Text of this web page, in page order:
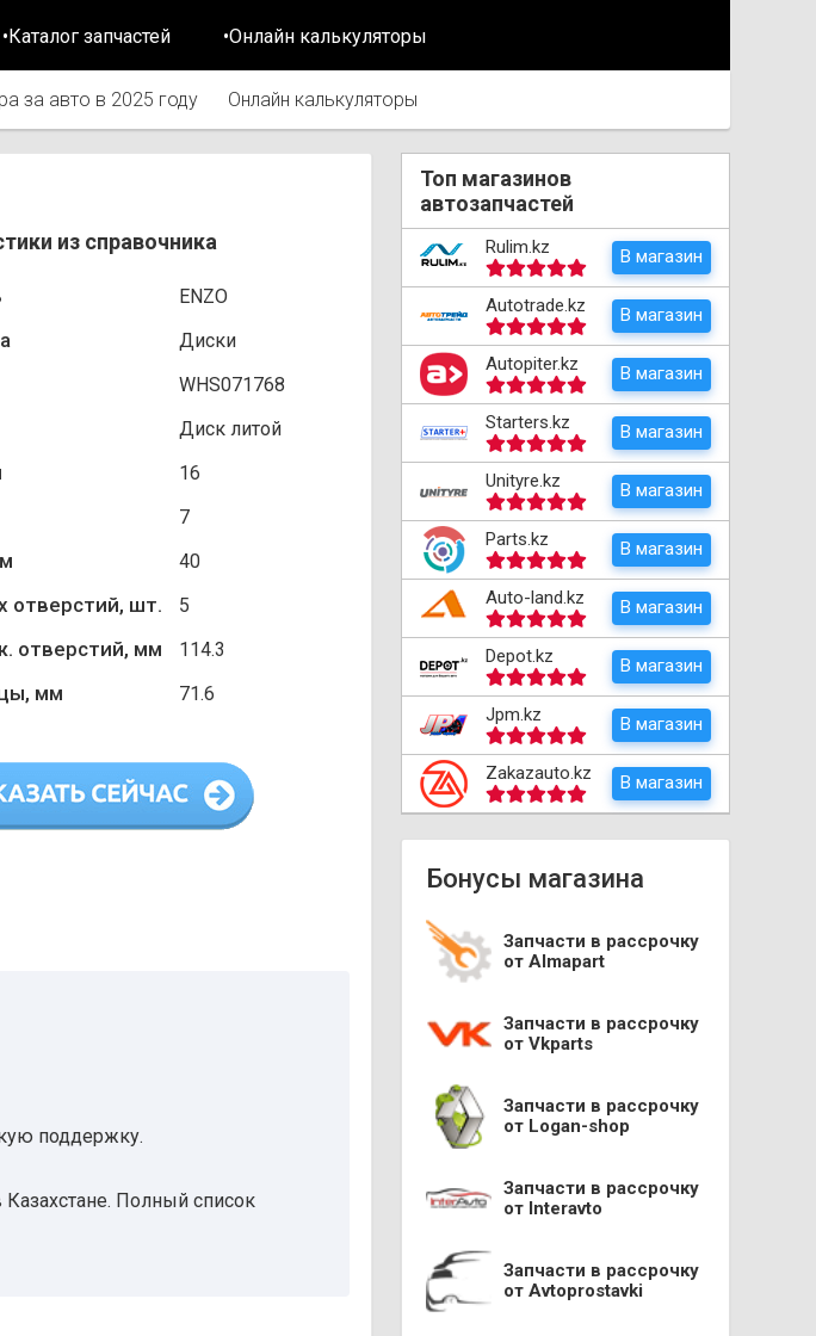
•Каталог запчастей •Онлайн калькуляторы
за авто в 2025 году Онлайн калькуляторы
из справочника
ENZO
Диски
WHS071768
Диск литой
16
7
40
отверстий, шт. 5
отверстий, мм 114.3
мм 71.6
поддержку.
Полный список
Топ магазинов
автозапчастей
Rulim.kz В магазин
Autotrade.kz В магазин
Autopiter.kz В магазин
Starters.kz В магазин
Unityre.kz В магазин
Parts.kz В магазин
Auto-land.kz В магазин
Depot.kz В магазин
Jpm.kz В магазин
Zakazauto.kz В магазин
Бонусы магазина
Запчасти в рассрочку
от Almapart
Запчасти в рассрочку
от Vkparts
Запчасти в рассрочку
от Logan-shop
Запчасти в рассрочку
от Interavto
Запчасти в рассрочку
от Avtoprostavki